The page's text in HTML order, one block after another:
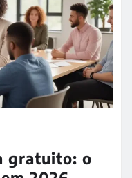
gratuito: o